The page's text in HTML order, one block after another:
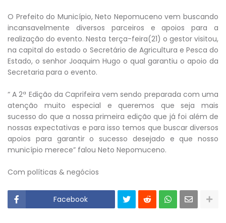
O Prefeito do Município, Neto Nepomuceno vem buscando
incansavelmente diversos parceiros e apoios para a
realização do evento. Nesta terça-feira(21) o gestor visitou,
na capital do estado o Secretário de Agricultura e Pesca do
Estado, o senhor Joaquim Hugo o qual garantiu o apoio da
Secretaria para o evento.
“ A 2ª Edição da Caprifeira vem sendo preparada com uma
atenção muito especial e queremos que seja mais
sucesso do que a nossa primeira edição que já foi além de
nossas expectativas e para isso temos que buscar diversos
apoios para garantir o sucesso desejado e que nosso
município merece” falou Neto Nepomuceno.
Com políticas & negócios
Facebook